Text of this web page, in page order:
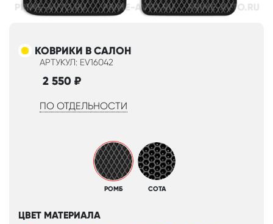
КОВРИКИ В САЛОН
АРТУКУЛ: EV16042
2 550 ₽
ПО ОТДЕЛЬНОСТИ
РОМБ СОТА
ЦВЕТ МАТЕРИАЛА